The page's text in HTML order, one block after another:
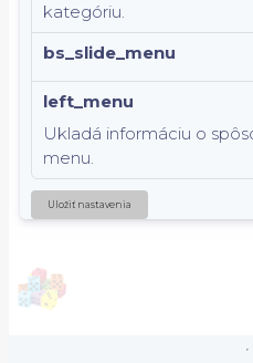
kategóriu.
bs_slide_menu
left_menu
Ukladá informáciu o
menu.
Uložiť nastavenia